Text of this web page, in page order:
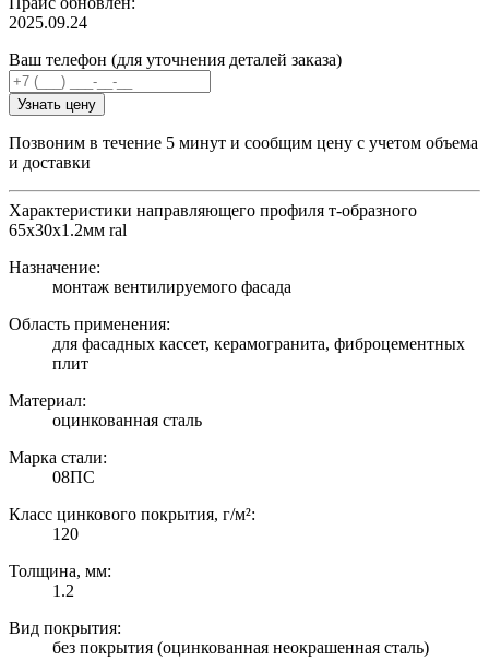
2025.09.24
Ваш телефон (для уточнения деталей заказа)
Узнать цену
Позвоним в течение 5 минут и сообщим цену с учетом объема
и доставки
Характеристики направляющего профиля т-образного
65х30х1.2мм ral
Назначение:
монтаж вентилируемого фасада
Область применения:
для фасадных кассет, керамогранита, фиброцементных
плит
Материал:
оцинкованная сталь
Марка стали:
08ПС
Класс цинкового покрытия, г/м²:
120
Толщина, мм:
1.2
Вид покрытия:
без покрытия (оцинкованная неокрашенная сталь)